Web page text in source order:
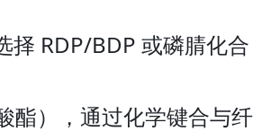
择 RDP/BDP 或磷腈化合
酯），通过化学键合与纤